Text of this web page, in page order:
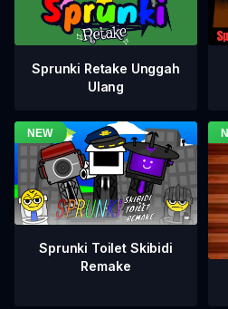
Sprunki Retake Unggah
Ulang
Sprunki Toilet Skibidi
Remake